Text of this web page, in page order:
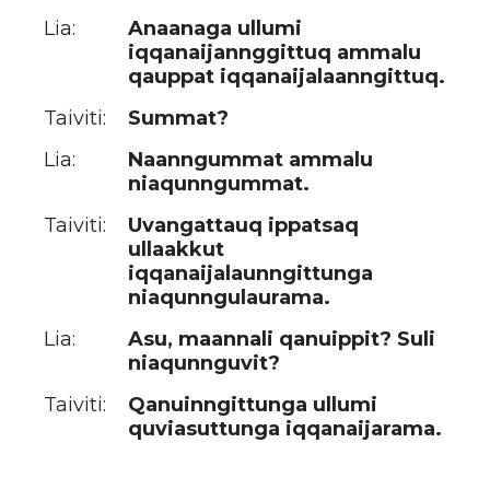
Lia:
Anaanaga ullumi
iqqanaijannggittuq ammalu
qauppat iqqanaijalaanngittuq.
Taiviti:
Summat?
Lia:
Naanngummat ammalu
niaqunngummat.
Taiviti:
Uvangattauq ippatsaq
ullaakkut
iqqanaijalaunngittunga
niaqunngulaurama.
Lia:
Asu, maannali qanuippit? Suli
niaqunnguvit?
Taiviti:
Qanuinngittunga ullumi
quviasuttunga iqqanaijarama.